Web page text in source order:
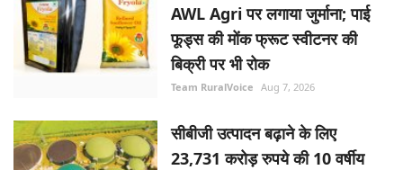
AWL Agri पर लगाया जुर्माना; पाई
फूड्स की मोंक फ्रूट स्वीटनर की
बिक्री पर भी रोक
Team RuralVoice Aug 7, 2026
सीबीजी उत्पादन बढ़ाने के लिए
23,731 करोड़ रुपये की 10 वर्षीय